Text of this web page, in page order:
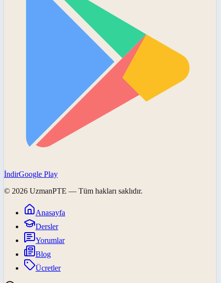
İndirGoogle Play
© 2026 UzmanPTE — Tüm hakları saklıdır.
Anasayfa
Dersler
Yorumlar
Blog
Ücretler